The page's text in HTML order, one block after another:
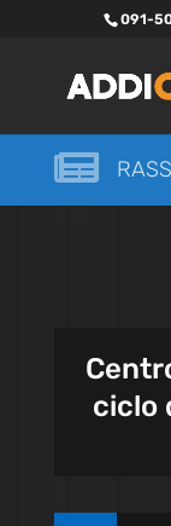
091-

ciclo